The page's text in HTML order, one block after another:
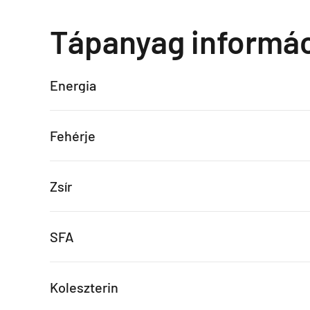
Tápanyag
Energia
Fehérje
Zsír
SFA
Koleszterin